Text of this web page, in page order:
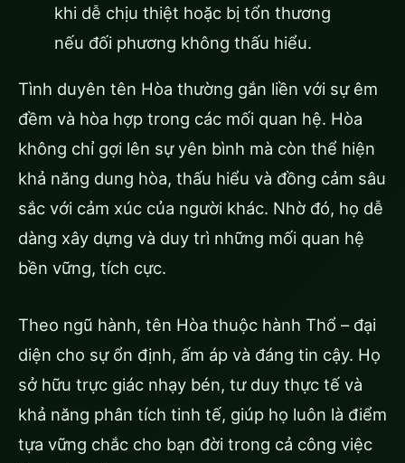
khi dễ chịu thiệt hoặc bị tổn thương
nếu đối phương không thấu hiểu.
Tình duyên tên Hòa thường gắn liền với sự êm
đềm và hòa hợp trong các mối quan hệ. Hòa
không chỉ gợi lên sự yên bình mà còn thể hiện
khả năng dung hòa, thấu hiểu và đồng cảm sâu
sắc với cảm xúc của người khác. Nhờ đó, họ dễ
dàng xây dựng và duy trì những mối quan hệ
bền vững, tích cực.
Theo ngũ hành, tên Hòa thuộc hành Thổ – đại
diện cho sự ổn định, ấm áp và đáng tin cậy. Họ
sở hữu trực giác nhạy bén, tư duy thực tế và
khả năng phân tích tinh tế, giúp họ luôn là điểm
tựa vững chắc cho bạn đời trong cả công việc